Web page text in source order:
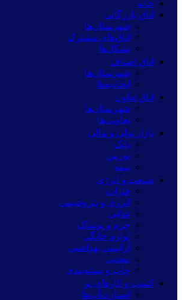
خانه
اتاق بازرگانی
شهرستان‌ها
اتاق‌های مشترک
تشکل‌ها
اتاق اصناف
شهرستان‌ها
اتحادیه‌ها
اتاق تعاون
شهرستان‌ها
تعاونی‌ها
بازار پولی و مالی
بانک
بورس
بیمه
صنعت و انرژی
فلزات
انرژی و پتروشیمی
غذایی
چرم و پوشاک
لوازم خانگی
آرایشی بهداشتی
معدنی
چاپ و بسته‌بندی
کسب و کارهای نو
استارت‌آپ‌ها